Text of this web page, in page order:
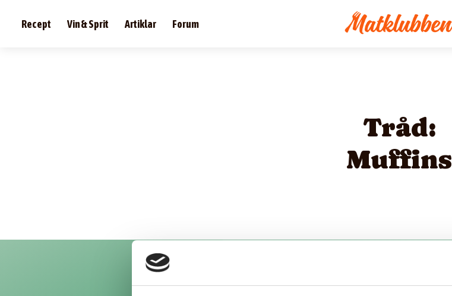
Recept Vin & Sprit Artiklar Forum
Tråd:
Muffins